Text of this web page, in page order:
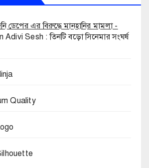
এর বিরুদ্ধে মানহানির মামলা -
Adivi Sesh : তিনটি বড়ো সিনেমার সংঘর্ষ
Quality